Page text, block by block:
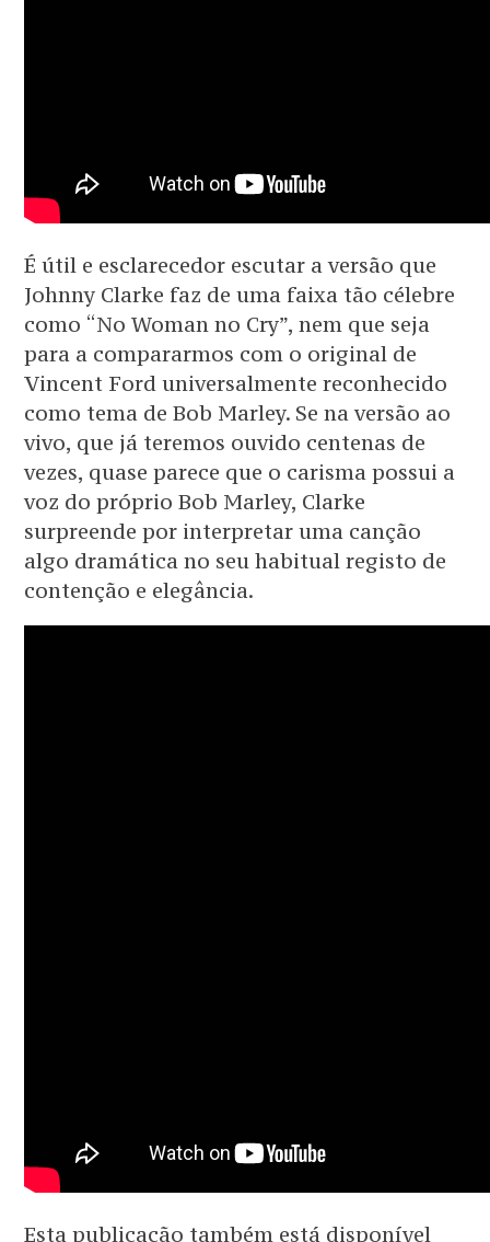
É útil e esclarecedor escutar a versão que
Johnny Clarke faz de uma faixa tão célebre
como “No Woman no Cry”, nem que seja
para a compararmos com o original de
Vincent Ford universalmente reconhecido
como tema de Bob Marley. Se na versão ao
vivo, que já teremos ouvido centenas de
vezes, quase parece que o carisma possui a
voz do próprio Bob Marley, Clarke
surpreende por interpretar uma canção
algo dramática no seu habitual registo de
contenção e elegância.
Esta publicação também está disponível